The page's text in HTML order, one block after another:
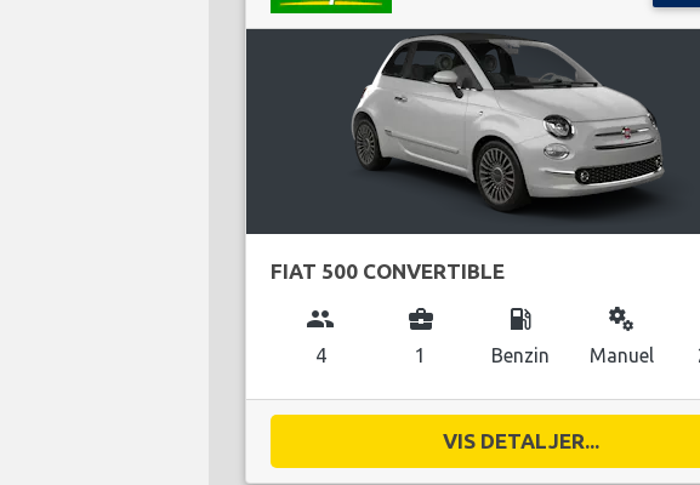
FIAT 500 CONVERTIBLE
group
4
business_center
1
local_gas_station
Benzin
miscellaneous_services
Manuel
VIS DETALJER...